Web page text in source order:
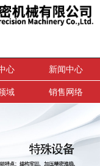
心 新闻中心
域 销售网络
搜索